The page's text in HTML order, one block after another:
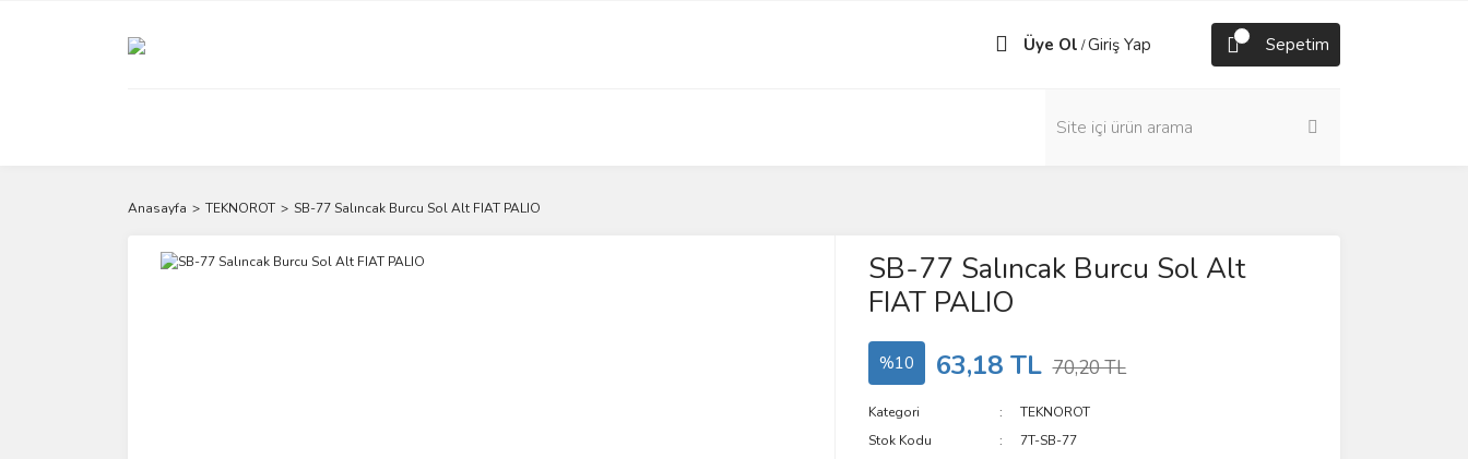
Üye Ol /Giriş Yap Sepetim
Anasayfa TEKNOROT SB-77 Salıncak Burcu Sol Alt FIAT PALIO
SB-77 Salıncak Burcu Sol Alt
FIAT PALIO
%10 63,18 TL 70,20 TL
Kategori
TEKNOROT
Stok Kodu
7T-SB-77